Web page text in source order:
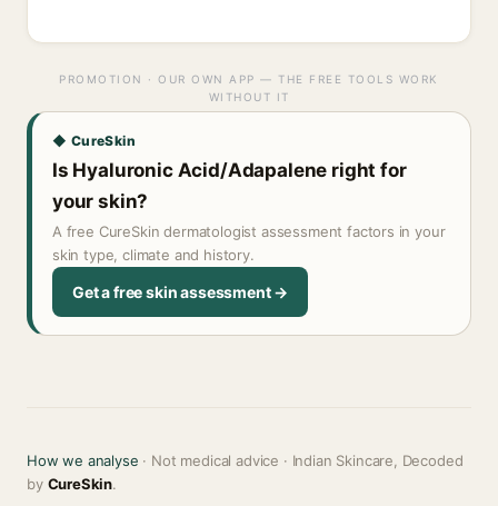
PROMOTION · OUR OWN APP — THE FREE TOOLS WORK
WITHOUT IT
◆ CureSkin
Is Hyaluronic Acid/Adapalene right for
your skin?
A free CureSkin dermatologist assessment factors in your
skin type, climate and history.
Get a free skin assessment →
How we analyse · Not medical advice · Indian Skincare, Decoded
by CureSkin.